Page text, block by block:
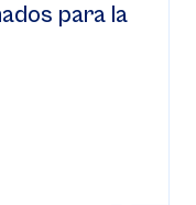
para la